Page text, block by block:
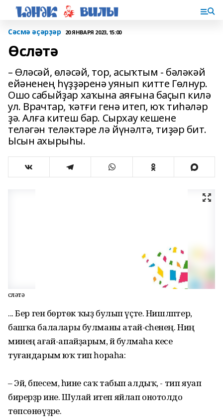
Сәсмә әҫәрҙәр 20 ЯНВАРЯ 2023, 15:00
Өсләтә
– Өләсәй, өләсәй, тор, асыҡтым - бәләкәй
ейәненең һүҙҙәренә уянып китте Гөлнур.
Ошо сабыйҙар хаҡына аяғына баҫып килә
ул. Врачтар, ҡәтғи генә итеп, юҡ тиһәләр
ҙә. Алға китеш бар. Сырхау кешене
теләгән теләктәре лә йүнәлтә, тиҙәр бит.
Ысын ахырыһы.
Өсләтә
... Бер генә бөртөк ҡыҙ булып үҫте. Нишләптер,
башҡа балалары булманы атай-әсәһенең. Ниңә
минең ағай-апайҙарым, йә булмаһа кесе
туғандарым юҡ тип һораһа:
– Эй, бәпесем, һине саҡ табып алдыҡ, - тип яуап
бирерҙәр ине. Шулай итеп яйлап онотолдо
төпсөнөүҙәре.